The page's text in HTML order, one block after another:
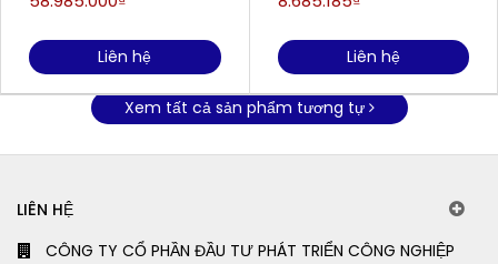
Liên hệ Liên hệ
Xem tất cả sản phẩm tương tự
LIÊN HỆ
CÔNG TY CỔ PHẦN ĐẦU TƯ PHÁT TRIỂN CÔNG NGHIỆP